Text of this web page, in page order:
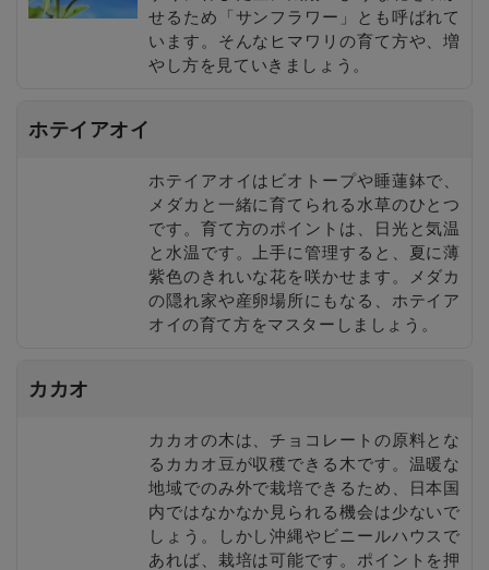
せるため「サンフラワー」とも呼ばれて
います。そんなヒマワリの育て方や、増
やし方を見ていきましょう。
ホテイアオイ
ホテイアオイはビオトープや睡蓮鉢で、
メダカと一緒に育てられる水草のひとつ
です。育て方のポイントは、日光と気温
と水温です。上手に管理すると、夏に薄
紫色のきれいな花を咲かせます。メダカ
の隠れ家や産卵場所にもなる、ホテイア
オイの育て方をマスターしましょう。
カカオ
カカオの木は、チョコレートの原料とな
るカカオ豆が収穫できる木です。温暖な
地域でのみ外で栽培できるため、日本国
内ではなかなか見られる機会は少ないで
しょう。しかし沖縄やビニールハウスで
あれば、栽培は可能です。ポイントを押